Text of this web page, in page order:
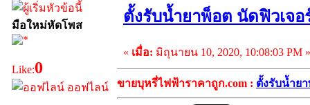
มือใหม่หัดโพส
Like:0
ออฟไลน์
ตั้งรับน้ำยาพ็อต นัดฟิวเจอ
« เมื่อ: มิถุนายน 10, 2020, 10:08:03 PM »
ขายบุหรี่ไฟฟ้าราคาถูก.com : ตั้งรับน้ำย